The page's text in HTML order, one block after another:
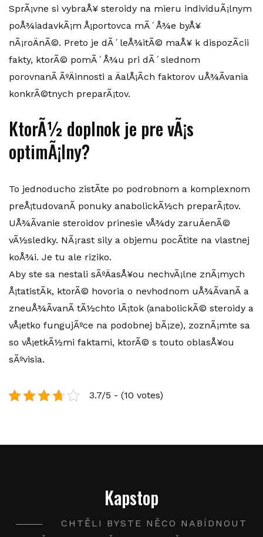
SprÃ¡vne si vybraÅ¥ steroidy na mieru individuÃ¡lnym
poÅ¾iadavkÃ¡m Å¡portovca mÃ´Å¾e byÅ¥
nÃ¡roÄnÃ©. Preto je dÃ´leÅ¾itÃ© maÅ¥ k dispozÃ­cii
fakty, ktorÃ© pomÃ´Å¾u pri dÃ´slednom
porovnanÃ­ ÃºÄinnosti a ÄalÅ¡Ã­ch faktorov uÅ¾Ã­vania
konkrÃ©tnych preparÃ¡tov.
KtorÃ½ doplnok je pre vÃ¡s
optimÃ¡lny?
To jednoducho zistÃ­te po podrobnom a komplexnom
preÅ¡tudovanÃ­ ponuky anabolickÃ½ch preparÃ¡tov.
UÅ¾Ã­vanie steroidov prinesie vÅ¾dy zaruÄenÃ©
vÃ½sledky. NÃ¡rast sily a objemu pocÃ­tite na vlastnej
koÅ¾i. Je tu ale riziko.
Aby ste sa nestali sÃºÄasÅ¥ou nechvÃ¡lne znÃ¡mych
Å¡tatistÃ­k, ktorÃ© hovoria o nevhodnom uÅ¾Ã­vanÃ­ a
zneuÅ¾Ã­vanÃ­ tÃ½chto lÃ¡tok (anabolickÃ© steroidy a
vÅ¡etko fungujÃºce na podobnej bÃ¡ze), zoznÃ¡mte sa
so vÅ¡etkÃ½mi faktami, ktorÃ© s touto oblasÅ¥ou
sÃºvisia.
3.7/5 - (10 votes)
Kapstop
CHTĚLI BYSTE NĚCO NABÍDNOUT